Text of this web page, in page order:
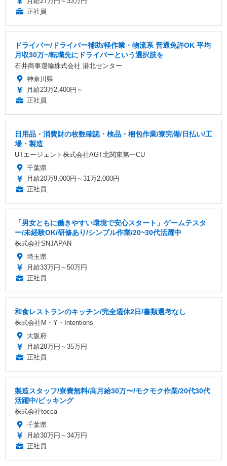
正社員
ドライバー/ドライバー補助/軽作業・物流系 普通免許OK 平均
月収30万~/転職先にドライバーという選択肢を
石井商事運輸株式会社 港北センター
神奈川県
月給23万2,400円～
正社員
日用品・消費財の枚数確認・検品・梱包作業/寮完備/日払い/工
場・製造
UTエージェント株式会社AGT北関東第一CU
千葉県
月給20万9,000円～31万2,000円
正社員
「男女ともに働きやすい環境で安心スタート」ゲームテスタ
ー/未経験OK/研修あり/シンプル作業/20~30代活躍中
株式会社SNJAPAN
埼玉県
月給33万円～50万円
正社員
和食レストランのキッチン/完全週休2日/書類選考なし
株式会社M・Y・Intentions
大阪府
月給28万円～35万円
正社員
製造スタッフ/寮費無料/高月給30万〜/モクモク作業/20代30代
活躍中/ピッキング
株式会社tocca
千葉県
月給30万円～34万円
正社員